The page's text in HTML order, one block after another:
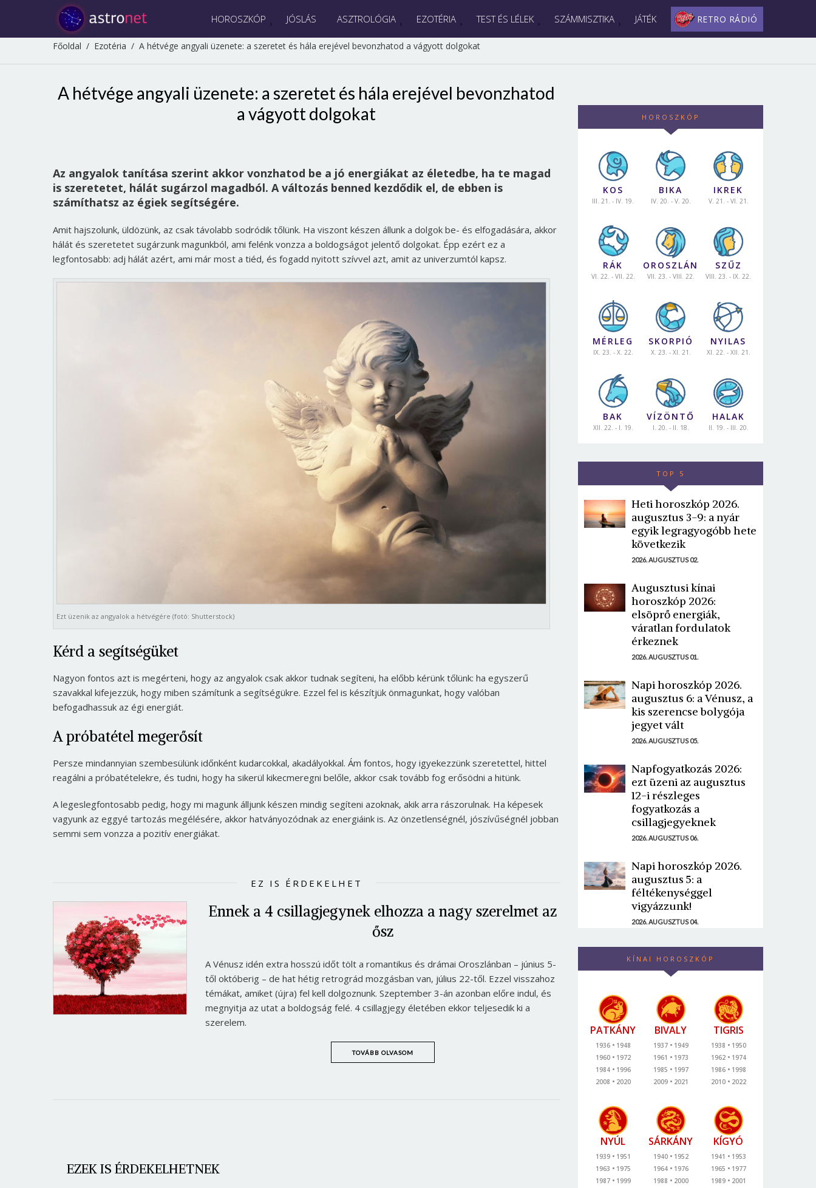
HOROSZKÓP JÓSLÁS ASZTROLÓGIA EZOTÉRIA TEST ÉS LÉLEK SZÁMMISZTIKA JÁTÉK RETRO RÁDIÓ
Főoldal / Ezotéria / A hétvége angyali üzenete: a szeretet és hála erejével bevonzhatod a vágyott dolgokat
A hétvége angyali üzenete: a szeretet és hála erejével bevonzhatod
a vágyott dolgokat
Az angyalok tanítása szerint akkor vonzhatod be a jó energiákat az életedbe, ha te magad
is szeretetet, hálát sugárzol magadból. A változás benned kezdődik el, de ebben is
számíthatsz az égiek segítségére.
Amit hajszolunk, üldözünk, az csak távolabb sodródik tőlünk. Ha viszont készen állunk a dolgok be- és elfogadására, akkor
hálát és szeretetet sugárzunk magunkból, ami felénk vonzza a boldogságot jelentő dolgokat. Épp ezért ez a
legfontosabb: adj hálát azért, ami már most a tiéd, és fogadd nyitott szívvel azt, amit az univerzumtól kapsz.
Ezt üzenik az angyalok a hétvégére (fotó: Shutterstock)
Kérd a segítségüket
Nagyon fontos azt is megérteni, hogy az angyalok csak akkor tudnak segíteni, ha előbb kérünk tőlünk: ha egyszerű
szavakkal kifejezzük, hogy miben számítunk a segítségükre. Ezzel fel is készítjük önmagunkat, hogy valóban
befogadhassuk az égi energiát.
A próbatétel megerősít
Persze mindannyian szembesülünk időnként kudarcokkal, akadályokkal. Ám fontos, hogy igyekezzünk szeretettel, hittel
reagálni a próbatételekre, és tudni, hogy ha sikerül kikecmeregni belőle, akkor csak tovább fog erősödni a hitünk.
A legeslegfontosabb pedig, hogy mi magunk álljunk készen mindig segíteni azoknak, akik arra rászorulnak. Ha képesek
vagyunk az eggyé tartozás megélésére, akkor hatványozódnak az energiáink is. Az önzetlenségnél, jószívűségnél jobban
semmi sem vonzza a pozitív energiákat.
EZ IS ÉRDEKELHET
Ennek a 4 csillagjegynek elhozza a nagy szerelmet az
ősz
A Vénusz idén extra hosszú időt tölt a romantikus és drámai Oroszlánban – június 5-
től októberig – de hat hétig retrográd mozgásban van, július 22-től. Ezzel visszahoz
témákat, amiket (újra) fel kell dolgoznunk. Szeptember 3-án azonban előre indul, és
megnyitja az utat a boldogság felé. 4 csillagjegy életében ekkor teljesedik ki a
szerelem.
TOVÁBB OLVASOM
EZEK IS ÉRDEKELHETNEK
HOROSZKÓP
KOS
III. 21. - IV. 19.
BIKA
IV. 20. - V. 20.
IKREK
V. 21. - VI. 21.
RÁK
VI. 22. - VII. 22.
OROSZLÁN
VII. 23. - VIII. 22.
SZŰZ
VIII. 23. - IX. 22.
MÉRLEG
IX. 23. - X. 22.
SKORPIÓ
X. 23. - XI. 21.
NYILAS
XI. 22. - XII. 21.
BAK
XII. 22. - I. 19.
VÍZÖNTŐ
I. 20. - II. 18.
HALAK
II. 19. - III. 20.
TOP 5
Heti horoszkóp 2026.
augusztus 3-9: a nyár
egyik legragyogóbb hete
következik
2026. AUGUSZTUS 02.
Augusztusi kínai
horoszkóp 2026:
elsöprő energiák,
váratlan fordulatok
érkeznek
2026. AUGUSZTUS 01.
Napi horoszkóp 2026.
augusztus 6: a Vénusz, a
kis szerencse bolygója
jegyet vált
2026. AUGUSZTUS 05.
Napfogyatkozás 2026:
ezt üzeni az augusztus
12-i részleges
fogyatkozás a
csillagjegyeknek
2026. AUGUSZTUS 06.
Napi horoszkóp 2026.
augusztus 5: a
féltékenységgel
vigyázzunk!
2026. AUGUSZTUS 04.
KÍNAI HOROSZKÓP
PATKÁNY
1936
1948
1960
1972
1984
1996
2008
2020
BIVALY
1937
1949
1961
1973
1985
1997
2009
2021
TIGRIS
1938
1950
1962
1974
1986
1998
2010
2022
NYÚL
1939
1951
1963
1975
1987
1999
SÁRKÁNY
1940
1952
1964
1976
1988
2000
KÍGYÓ
1941
1953
1965
1977
1989
2001